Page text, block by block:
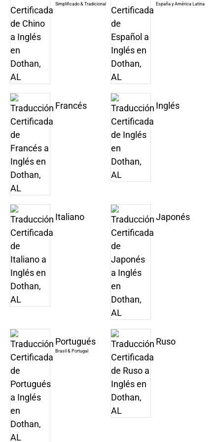
Simplificado & Tradicional España y América Latina
Francés Inglés
Italiano Japonés
Portugués
Brasil & Portugal
Ruso